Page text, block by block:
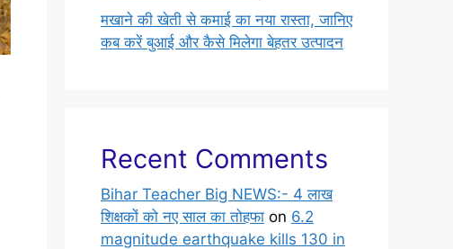
मखाने की खेती से कमाई का नया रास्ता, जानिए
कब करें बुआई और कैसे मिलेगा बेहतर उत्पादन
Recent Comments
Bihar Teacher Big NEWS:- 4 लाख
शिक्षकों को नए साल का तोहफा on 6.2
magnitude earthquake kills 130 in